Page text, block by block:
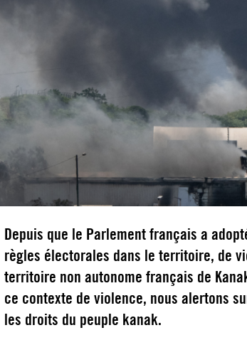
Depuis que le Parlement français a
règles électorales dans le territoire, de
territoire non autonome français de
ce contexte de violence, nous alertons
les droits du peuple kanak.